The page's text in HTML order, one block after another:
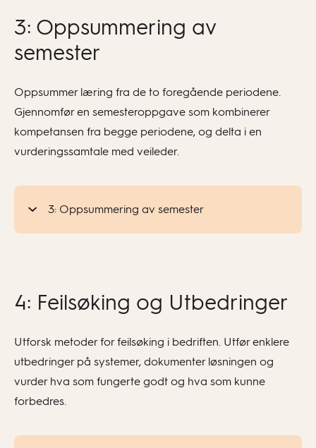
3: Oppsummering av
semester
Oppsummer læring fra de to foregående periodene.
Gjennomfør en semesteroppgave som kombinerer
kompetansen fra begge periodene, og delta i en
vurderingssamtale med veileder.
3: Oppsummering av semester
4: Feilsøking og Utbedringer
Utforsk metoder for feilsøking i bedriften. Utfør enklere
utbedringer på systemer, dokumenter løsningen og
vurder hva som fungerte godt og hva som kunne
forbedres.